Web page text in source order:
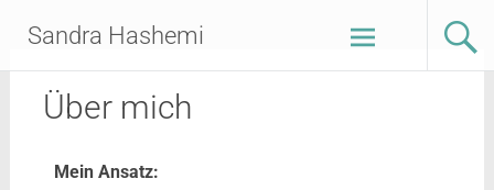
Sandra Hashemi
Über mich
Mein Ansatz: